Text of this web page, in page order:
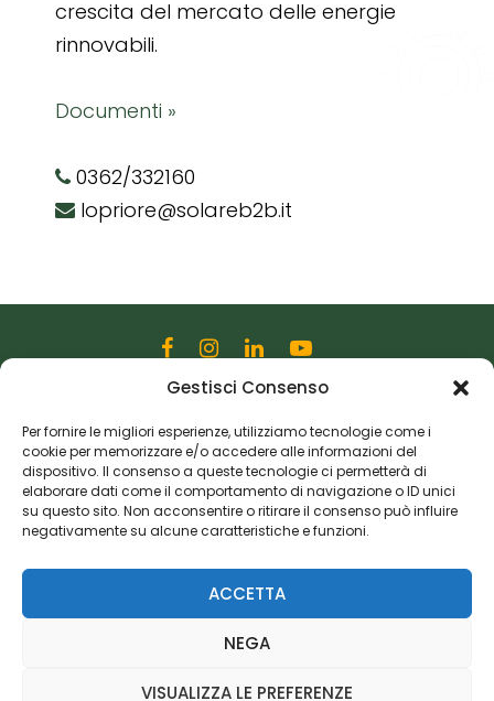
Gestisci Consenso
Per fornire le migliori esperienze, utilizziamo tecnologie come i
cookie per memorizzare e/o accedere alle informazioni del
dispositivo. Il consenso a queste tecnologie ci permetterà di
elaborare dati come il comportamento di navigazione o ID unici
su questo sito. Non acconsentire o ritirare il consenso può influire
negativamente su alcune caratteristiche e funzioni.
ACCETTA
NEGA
VISUALIZZA LE PREFERENZE
crescita del mercato delle energie
rinnovabili.
Documenti »
0362/332160
lopriore@solareb2b.it
Via Martiri della Libertà, 28
20833 Giussano (MB)
P.I. 06982770965
Privacy Policy
Cookie Policy